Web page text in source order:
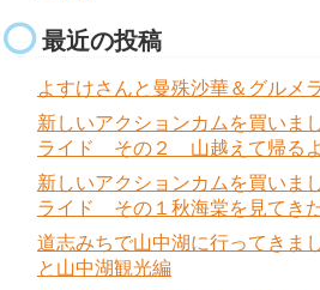
最近の投稿
よすけさんと曼殊沙華＆グルメ
新しいアクションカムを買いま
ライド その２ 山越えて帰る
新しいアクションカムを買いま
ライド その１秋海棠を見てき
道志みちで山中湖に行ってき
と山中湖観光編